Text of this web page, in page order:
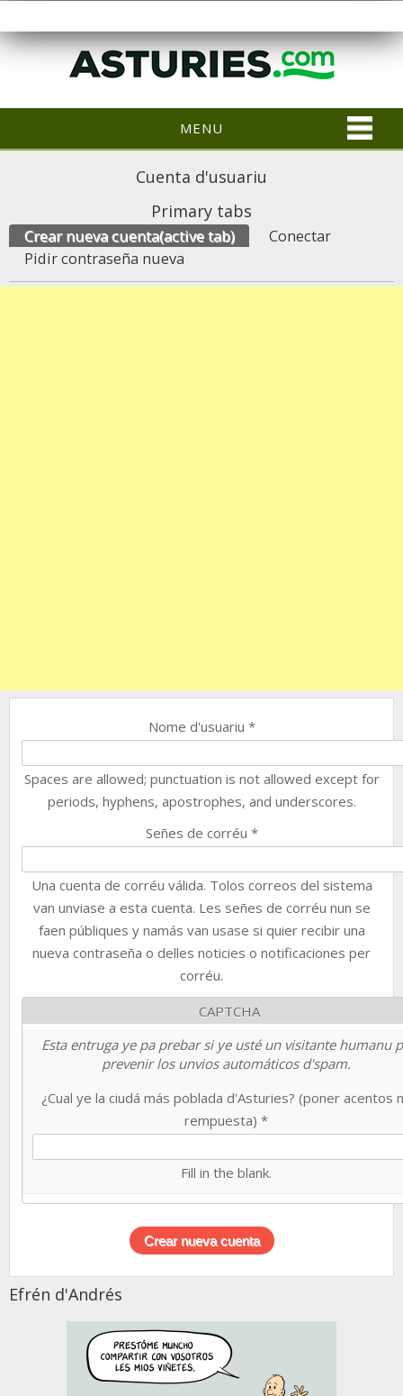
MENU
Cuenta d'usuariu
Primary tabs
Crear nueva cuenta(active tab)
Conectar
Pidir contraseña nueva
Nome d'usuariu *
Spaces are allowed; punctuation is not allowed except for
periods, hyphens, apostrophes, and underscores.
Señes de corréu *
Una cuenta de corréu válida. Tolos correos del sistema
van unviase a esta cuenta. Les señes de corréu nun se
faen públiques y namás van usase si quier recibir una
nueva contraseña o delles noticies o notificaciones per
corréu.
CAPTCHA
Esta entruga ye pa prebar si ye usté un visitante humanu
prevenir los unvios automáticos d'spam.
¿Cual ye la ciudá más poblada d'Asturies? (poner acentos
rempuesta) *
Fill in the blank.
Efrén d'Andrés